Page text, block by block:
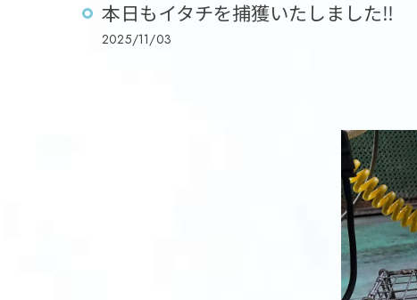
本日もイタチを捕獲いたしました‼️
2025/11/03